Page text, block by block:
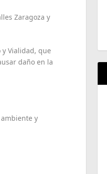
Zaragoza y
Vialidad, que
daño en la
y